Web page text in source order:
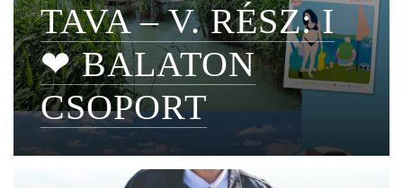
TAVA – V. RÉSZ: I
❤ BALATON
CSOPORT